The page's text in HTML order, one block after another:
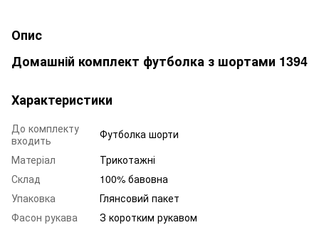
Опис
Домашній комплект футболка з шортами 1394
Характеристики
До комплекту
входить
Футболка шорти
Матеріал
Трикотажні
Склад
100% бавовна
Упаковка
Глянсовий пакет
Фасон рукава
З коротким рукавом